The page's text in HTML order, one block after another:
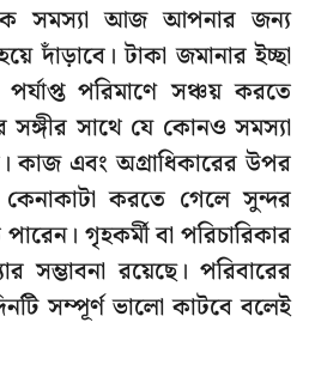
সমস্যা আজ আপনার জন্য
দাঁড়াবে। টাকা জমানার ইচ্ছা
পরিমাণে সঞ্চয় করতে
সাথে যে কোনও সমস্যা
কাজ এবং অগ্রাধিকারের উপর
করতে গেলে সুন্দর
গৃহকর্মী বা পরিচারিকার
সম্ভাবনা রয়েছে। পরিবারের
সম্পূর্ণ ভালো কাটবে বলেই